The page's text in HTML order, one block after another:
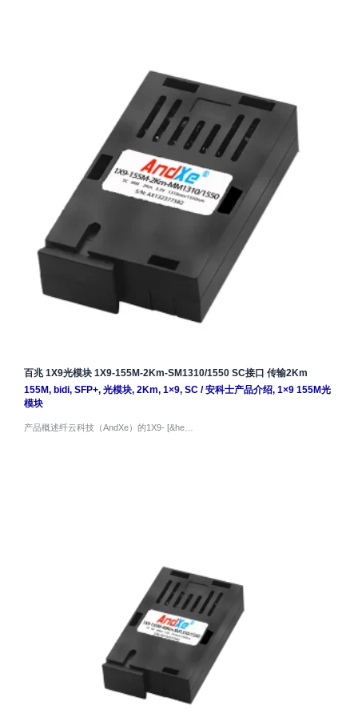
百兆 1X9光模块 1X9-155M-2Km-SM1310/1550 SC接口 传输2Km
155M, bidi, SFP+, 光模块, 2Km, 1×9, SC/安科士产品介绍, 1×9 155M光
模块
产品概述纤云科技（AndXe）的1X9- [&he…